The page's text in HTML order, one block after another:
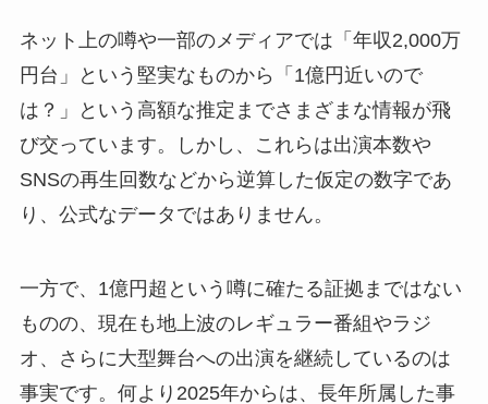
ネット上の噂や一部のメディアでは「年収2,000万
円台」という堅実なものから「1億円近いので
は？」という高額な推定までさまざまな情報が飛
び交っています。しかし、これらは出演本数や
SNSの再生回数などから逆算した仮定の数字であ
り、公式なデータではありません。
一方で、1億円超という噂に確たる証拠まではない
ものの、現在も地上波のレギュラー番組やラジ
オ、さらに大型舞台への出演を継続しているのは
事実です。何より2025年からは、長年所属した事